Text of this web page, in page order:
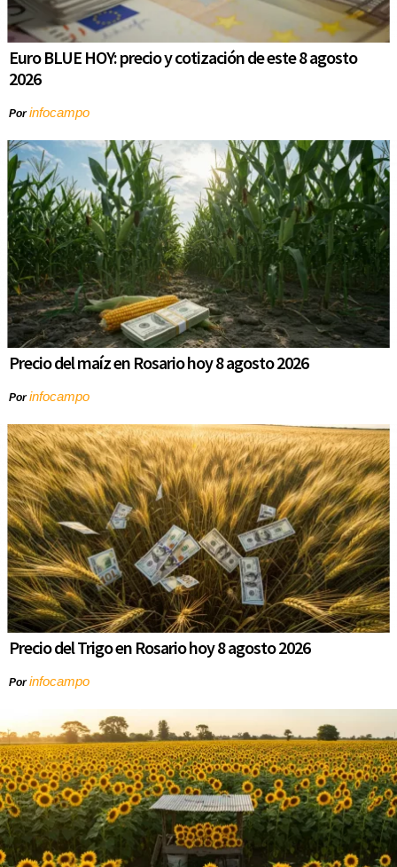
Euro BLUE HOY: precio y cotización de este 8 agosto
2026
Porinfocampo
Precio del maíz en Rosario hoy 8 agosto 2026
Porinfocampo
Precio del Trigo en Rosario hoy 8 agosto 2026
Porinfocampo